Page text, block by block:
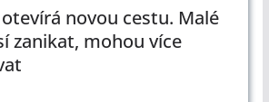
novou cestu. Malé
zanikat, mohou více